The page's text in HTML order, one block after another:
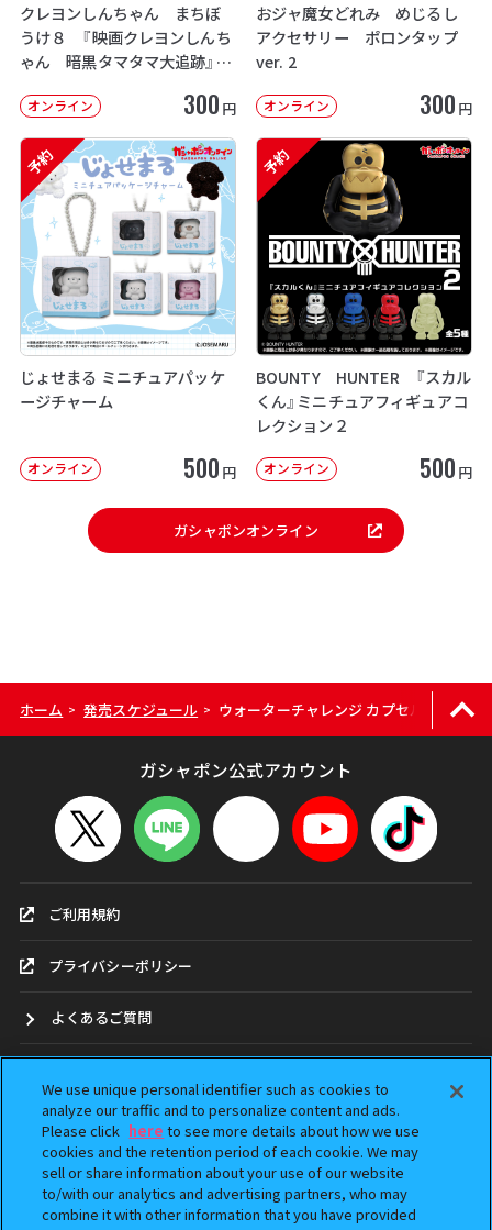
クレヨンしんちゃん まちぼ
うけ８ 『映画クレヨンしんち
ゃん 暗黒タマタマ大追跡』【2
オンライン 300 円
おジャ魔女どれみ めじるし
アクセサリー ポロンタップ
ver. 2
オンライン 300 円
予約
じょせまる ミニチュアパッケ
ージチャーム
オンライン 500 円
予約
BOUNTY HUNTER 『スカル
くん』ミニチュアフィギュアコ
レクション２
オンライン 500 円
ガシャポンオンライン
ホーム > 発売スケジュール > ウォーターチャレンジ カプセルラバーマ
ガシャポン公式アカウント
ご利用規約
プライバシーポリシー
よくあるご質問
ガシャポンどこ？
アンケート
ウェブアクセシビリティ方針
We use unique personal identifier such as cookies to
analyze our traffic and to personalize content and ads.
Please click here to see more details about how we use
cookies and the retention period of each cookie. We may
sell or share information about your use of our website
to/with our analytics and advertising partners, who may
combine it with other information that you have provided